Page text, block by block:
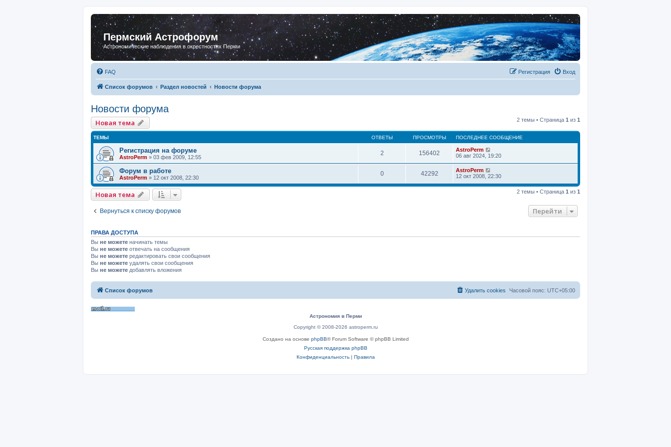
Пермский Астрофорум
Астрономические наблюдения в окрестностях Перми
FAQ Вход
Регистрация
Список форумов Раздел новостей Новости форума
Новости форума
Новая тема 2 темы • Страница 1 из 1
ТЕМЫ ОТВЕТЫ ПРОСМОТРЫ ПОСЛЕДНЕЕ СООБЩЕНИЕ
Регистрация на форуме
AstroPerm » 03 фев 2009, 12:55
2 156402
AstroPerm
06 авг 2024, 19:20
Форум в работе
AstroPerm » 12 окт 2008, 22:30
0 42292
AstroPerm
12 окт 2008, 22:30
Новая тема 2 темы • Страница 1 из 1
Вернуться к списку форумов Перейти
ПРАВА ДОСТУПА
Вы не можете начинать темы
Вы не можете отвечать на сообщения
Вы не можете редактировать свои сообщения
Вы не можете удалять свои сообщения
Вы не можете добавлять вложения
Список форумов Часовой пояс: UTC+05:00
Удалить cookies
Астрономия в Перми
Copyright © 2008-2026 astroperm.ru
Создано на основе phpBB® Forum Software © phpBB Limited
Русская поддержка phpBB
Конфиденциальность| Правила